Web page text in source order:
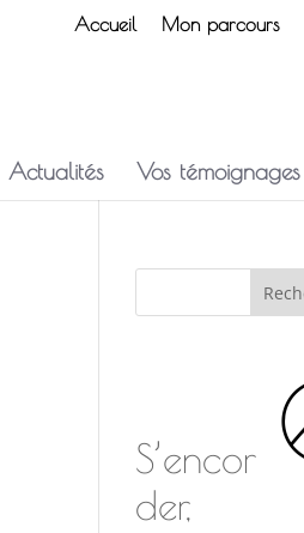
Accueil Mon parcours
Actualités Vos témoignages
S’encor
der,